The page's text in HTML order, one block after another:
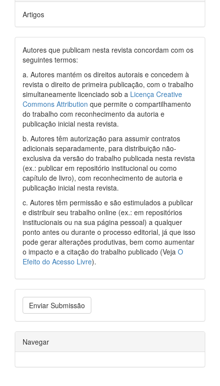
Artigos
Autores que publicam nesta revista concordam com os
seguintes termos:
a. Autores mantém os direitos autorais e concedem à
revista o direito de primeira publicação, com o trabalho
simultaneamente licenciado sob a Licença Creative
Commons Attribution que permite o compartilhamento
do trabalho com reconhecimento da autoria e
publicação inicial nesta revista.
b. Autores têm autorização para assumir contratos
adicionais separadamente, para distribuição não-
exclusiva da versão do trabalho publicada nesta revista
(ex.: publicar em repositório institucional ou como
capítulo de livro), com reconhecimento de autoria e
publicação inicial nesta revista.
c. Autores têm permissão e são estimulados a publicar
e distribuir seu trabalho online (ex.: em repositórios
institucionais ou na sua página pessoal) a qualquer
ponto antes ou durante o processo editorial, já que isso
pode gerar alterações produtivas, bem como aumentar
o impacto e a citação do trabalho publicado (Veja O
Efeito do Acesso Livre).
Enviar Submissão
Navegar